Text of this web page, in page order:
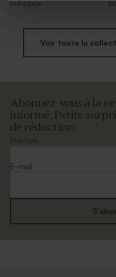
bohèmes
Voir toute la
Abonnez-vous à la
informé. Petite
de réduction.
Prénom
E-mail